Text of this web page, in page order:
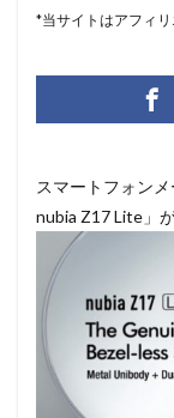
*当サイトはアフィリ
スマートフォン
nubia Z17 Lite」